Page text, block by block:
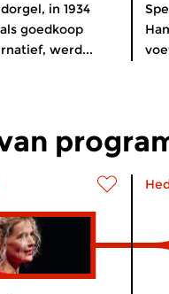
in 1934
goedkoop
werd...